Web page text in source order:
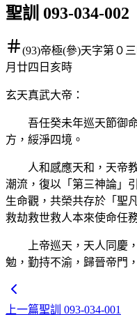
聖訓 093-034-002
(93)帝極(參)天字第０
月廿四日亥時
玄天真武大帝 ：
吾任癸未年巡天節御命
方，綏淨四境。
人和感應天和，天帝教
潮流，復以「第三神論」
生命觀，共榮共存於「聖
救劫救世救人本來使命任
上帝巡天，天人同慶，
勉，勤持不渝，歸晉帝門
上一篇聖訓 093-034-001